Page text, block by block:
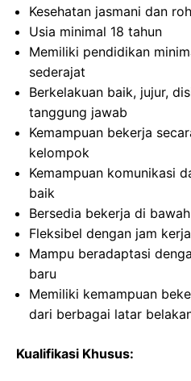
Kesehatan jasmani dan
Usia minimal 18 tahun
Memiliki pendidikan
sederajat
Berkelakuan baik, jujur,
tanggung jawab
Kemampuan bekerja
kelompok
Kemampuan komunikasi
baik
Bersedia bekerja di
Fleksibel dengan jam kerja
Mampu beradaptasi
baru
Memiliki kemampuan
dari berbagai latar
Kualifikasi Khusus: